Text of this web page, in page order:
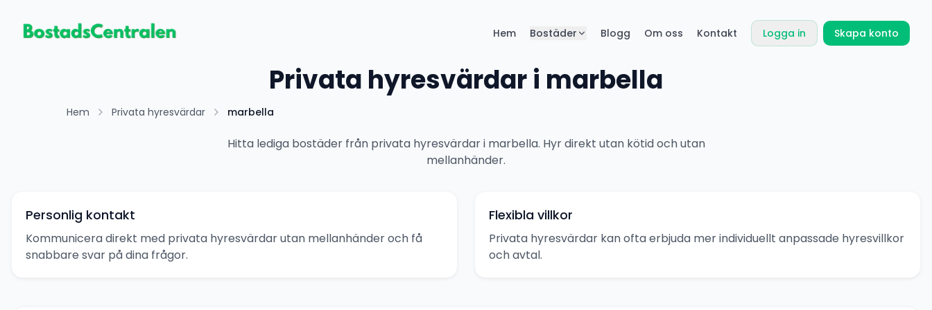
Hem Bostäder Blogg Om oss Kontakt Logga in Skapa konto
Privata hyresvärdar i marbella
Hem Privata hyresvärdar marbella
Hitta lediga bostäder från privata hyresvärdar i marbella. Hyr direkt utan kötid och utan
mellanhänder.
Personlig kontakt
Kommunicera direkt med privata hyresvärdar utan mellanhänder och få
snabbare svar på dina frågor.
Flexibla villkor
Privata hyresvärdar kan ofta erbjuda mer individuellt anpassade hyresvillkor
och avtal.